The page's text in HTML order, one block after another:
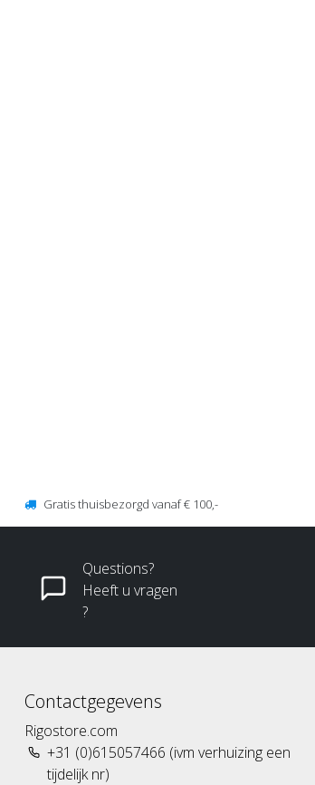
Gratis thuisbezorgd vanaf € 100,-
Questions?
Heeft u vragen
?
Contactgegevens
Rigostore.com
+31 (0)615057466 (ivm verhuizing een
tijdelijk nr)